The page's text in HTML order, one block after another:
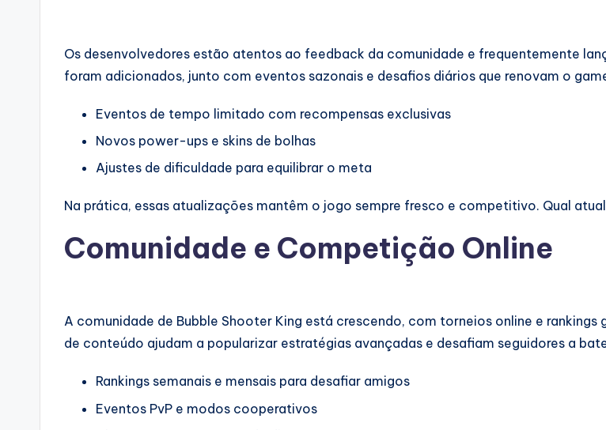
Os desenvolvedores estão atentos ao feedback da comunidade e frequentemente
foram adicionados, junto com eventos sazonais e desafios diários que renovam o
Eventos de tempo limitado com recompensas exclusivas
Novos power-ups e skins de bolhas
Ajustes de dificuldade para equilibrar o meta
Na prática, essas atualizações mantêm o jogo sempre fresco e competitivo. Qual
Comunidade e Competição Online
A comunidade de Bubble Shooter King está crescendo, com torneios online e
de conteúdo ajudam a popularizar estratégias avançadas e desafiam seguidores a
Rankings semanais e mensais para desafiar amigos
Eventos PvP e modos cooperativos